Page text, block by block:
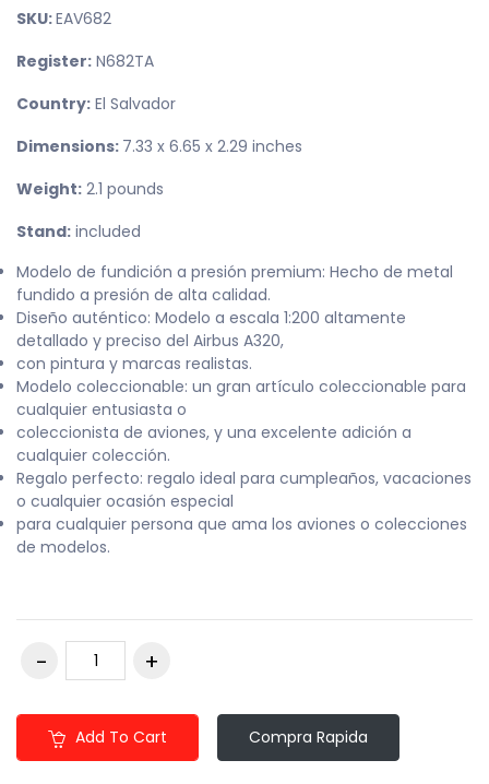
SKU:EAV682
Register: N682TA
Country: El Salvador
Dimensions: 7.33 x 6.65 x 2.29 inches
Weight: 2.1 pounds
Stand: included
Modelo de fundición a presión premium: Hecho de metal
fundido a presión de alta calidad.
Diseño auténtico: Modelo a escala 1:200 altamente
detallado y preciso del Airbus A320,
con pintura y marcas realistas.
Modelo coleccionable: un gran artículo coleccionable para
cualquier entusiasta o
coleccionista de aviones, y una excelente adición a
cualquier colección.
Regalo perfecto: regalo ideal para cumpleaños, vacaciones
o cualquier ocasión especial
para cualquier persona que ama los aviones o colecciones
de modelos.
Add To Cart Compra Rapida